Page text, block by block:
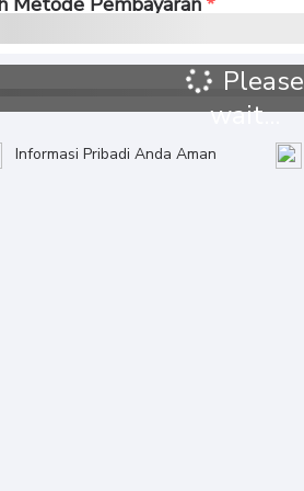
Please
wait...
Informasi Pribadi Anda Aman